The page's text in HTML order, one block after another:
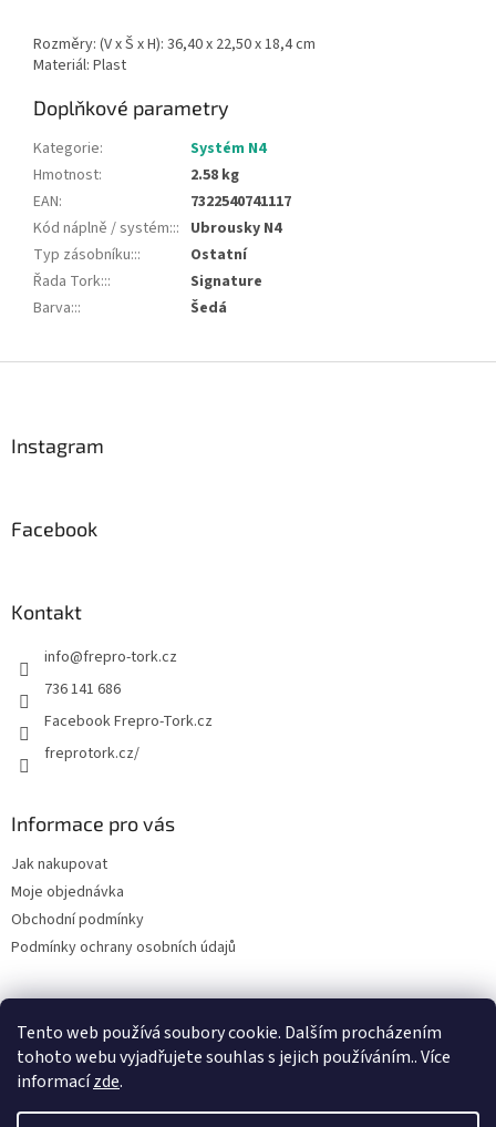
Tento web používá soubory cookie. Dalším procházením
tohoto webu vyjadřujete souhlas s jejich používáním.. Více
informacízde.
Rozměry: (V x Š x H): 36,40 x 22,50 x 18,4 cm
Materiál: Plast
Doplňkové parametry
Kategorie:
Systém N4
Hmotnost:
2.58 kg
EAN:
7322540741117
Kód náplně / systém::: Ubrousky N4
Typ zásobníku:::
Ostatní
Řada Tork:::
Signature
Barva::: Šedá
Instagram
Facebook
Kontakt
info@frepro-tork.cz
736 141 686
Facebook Frepro-Tork.cz
freprotork.cz/
Informace pro vás
Jak nakupovat
Moje objednávka
Obchodní podmínky
Podmínky ochrany osobních údajů
Facebook FREPRO-TORK.CZ Instagram FREPRO-TORK.cz